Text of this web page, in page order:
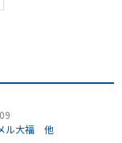
ル大福 他